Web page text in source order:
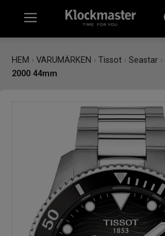
VARUMÄRKEN
BUTIKER
PRESENTKORT
HEM › VARUMÄRKEN › Tissot › Seastar ›
2000 44mm